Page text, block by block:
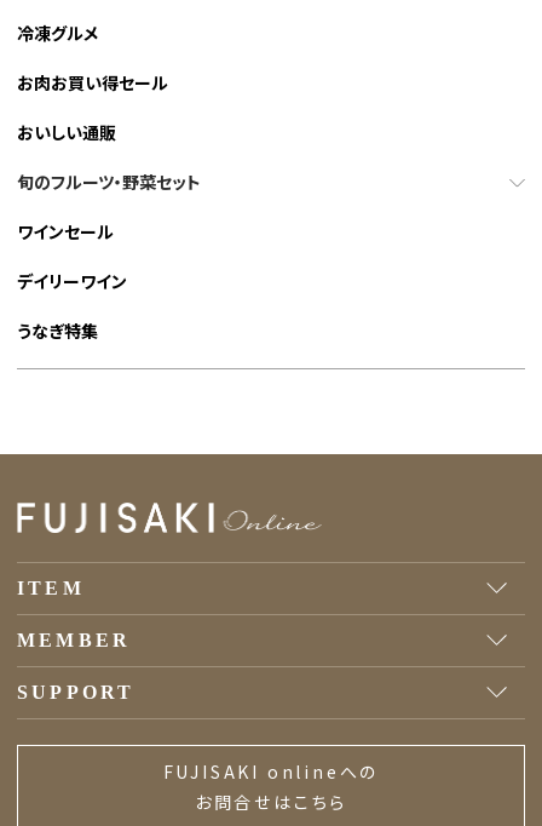
冷凍グルメ
お肉お買い得セール
おいしい通販
旬のフルーツ・野菜セット
ワインセール
デイリーワイン
うなぎ特集
ITEM
MEMBER
SUPPORT
FUJISAKI onlineへの
お問合せはこちら